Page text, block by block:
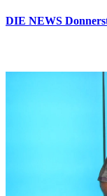
DIE NEWS